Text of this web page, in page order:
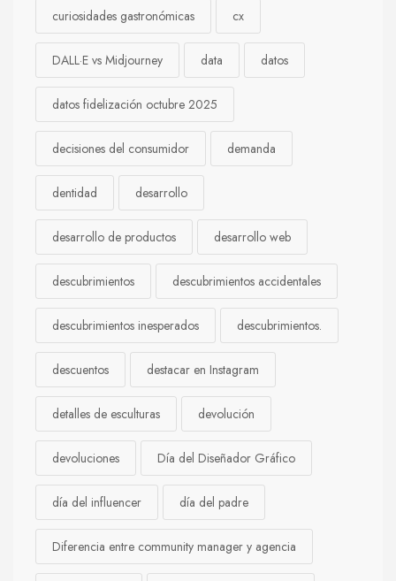
curiosidades gastronómicas cx
DALL·E vs Midjourney data datos
datos fidelización octubre 2025
decisiones del consumidor demanda
dentidad desarrollo
desarrollo de productos desarrollo web
descubrimientos descubrimientos accidentales
descubrimientos inesperados descubrimientos.
descuentos destacar en Instagram
detalles de esculturas devolución
devoluciones Día del Diseñador Gráfico
día del influencer día del padre
Diferencia entre community manager y agencia